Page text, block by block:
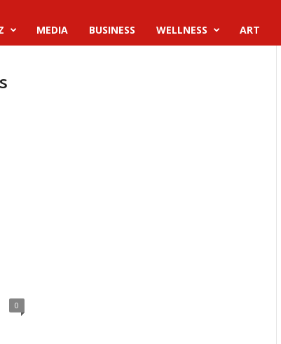
MEDIA BUSINESS WELLNESS ART
0